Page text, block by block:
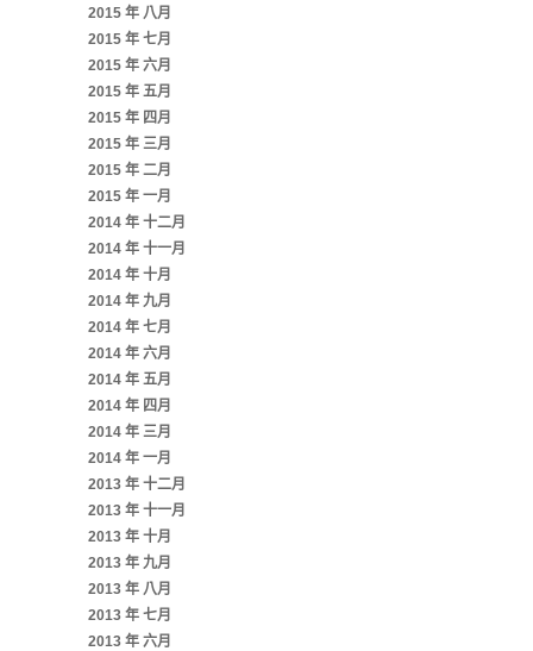
2015 年 八月
2015 年 七月
2015 年 六月
2015 年 五月
2015 年 四月
2015 年 三月
2015 年 二月
2015 年 一月
2014 年 十二月
2014 年 十一月
2014 年 十月
2014 年 九月
2014 年 七月
2014 年 六月
2014 年 五月
2014 年 四月
2014 年 三月
2014 年 一月
2013 年 十二月
2013 年 十一月
2013 年 十月
2013 年 九月
2013 年 八月
2013 年 七月
2013 年 六月